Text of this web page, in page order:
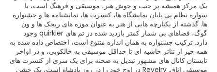
یک مرکز همیشه پر جنب و جوش هنر، موسیقی و فرهنگ است، با
سواره نظام بی پایان نمایشگاه ها، کنسرت ها، نمایشنامه ها و جشنواره
ها. گذشته از یکپارچه هایی از هنر به عنوان موزه های ریجک ها و ون
گوگ، فضاهای بی شمار کمتر بازدید شده در تم های quirkier وجود
دارد. ترکیب جشنواره به همان اندازه متنوع است، اختصاص داده شده به
همه چیز از تئاتر حاشیه ای تا حداقل موسیقی به خالکوبی، و در اواخر
تابستان کانال های مشهور تبدیل به صحنه برای یک سری از کنسرت های
موسیقی اتاق. Revelry در اوج خود را در روز پادشاه است، یک جشن